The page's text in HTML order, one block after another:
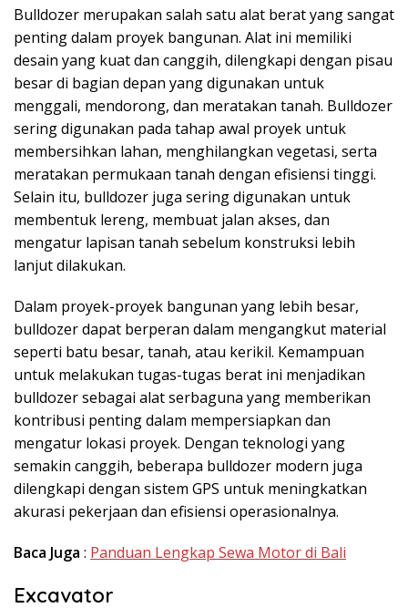
Bulldozer merupakan salah satu alat berat yang sangat
penting dalam proyek bangunan. Alat ini memiliki
desain yang kuat dan canggih, dilengkapi dengan pisau
besar di bagian depan yang digunakan untuk
menggali, mendorong, dan meratakan tanah. Bulldozer
sering digunakan pada tahap awal proyek untuk
membersihkan lahan, menghilangkan vegetasi, serta
meratakan permukaan tanah dengan efisiensi tinggi.
Selain itu, bulldozer juga sering digunakan untuk
membentuk lereng, membuat jalan akses, dan
mengatur lapisan tanah sebelum konstruksi lebih
lanjut dilakukan.
Dalam proyek-proyek bangunan yang lebih besar,
bulldozer dapat berperan dalam mengangkut material
seperti batu besar, tanah, atau kerikil. Kemampuan
untuk melakukan tugas-tugas berat ini menjadikan
bulldozer sebagai alat serbaguna yang memberikan
kontribusi penting dalam mempersiapkan dan
mengatur lokasi proyek. Dengan teknologi yang
semakin canggih, beberapa bulldozer modern juga
dilengkapi dengan sistem GPS untuk meningkatkan
akurasi pekerjaan dan efisiensi operasionalnya.
Baca Juga : Panduan Lengkap Sewa Motor di Bali
Excavator